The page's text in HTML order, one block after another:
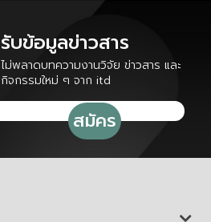
รับข้อมูลข่าวสาร
ไม่พลาดบทความงานวิจัย ข่าวสาร และ
กิจกรรมใหม่ ๆ จาก itd